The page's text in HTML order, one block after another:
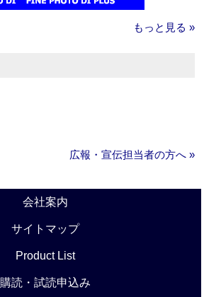
もっと見る »
広報・宣伝担当者の方へ »
会社案内
サイトマップ
Product List
購読・試読申込み